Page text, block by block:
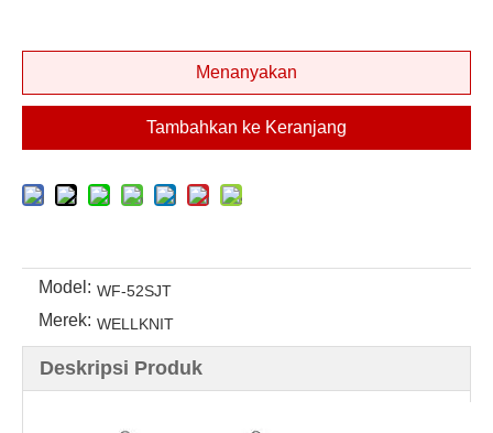
Menanyakan
Tambahkan ke Keranjang
Model: WF-52SJT
Merek: WELLKNIT
Deskripsi Produk